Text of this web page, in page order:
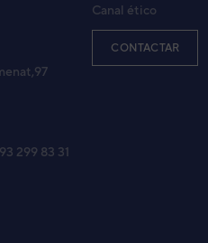
Canal ético
299 83 31
CONTACTAR